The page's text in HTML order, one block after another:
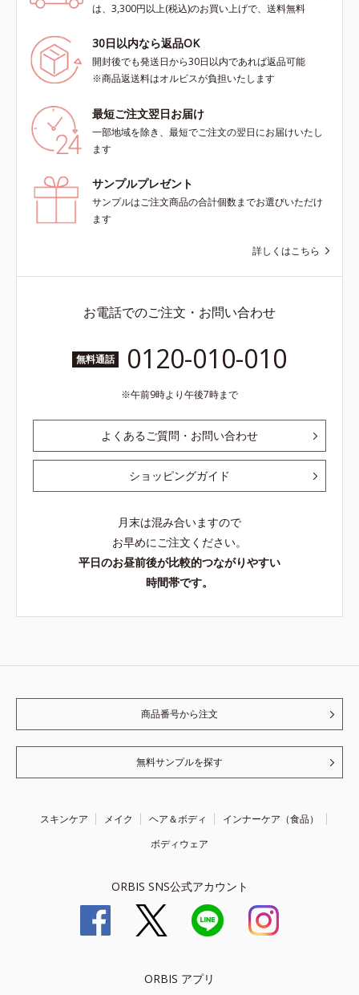
は、3,300円以上(税込)のお買い上げで、送料無料
30日以内なら返品OK
開封後でも発送日から30日以内であれば返品可能
※商品返送料はオルビスが負担いたします
最短ご注文翌日お届け
一部地域を除き、最短でご注文の翌日にお届けいたし
ます
サンプルプレゼント
サンプルはご注文商品の合計個数までお選びいただけ
ます
詳しくはこちら
お電話でのご注文・お問い合わせ
無料通話 0120-010-010
午前9時より午後7時まで
よくあるご質問・お問い合わせ
ショッピングガイド
月末は混み合いますので
お早めにご注文ください。
平日のお昼前後が比較的つながりやすい
時間帯です。
商品番号から注文
無料サンプルを探す
スキンケア メイク ヘア＆ボディ
インナーケア（食品）
ボディウェア
ORBIS SNS公式アカウント
ORBIS アプリ